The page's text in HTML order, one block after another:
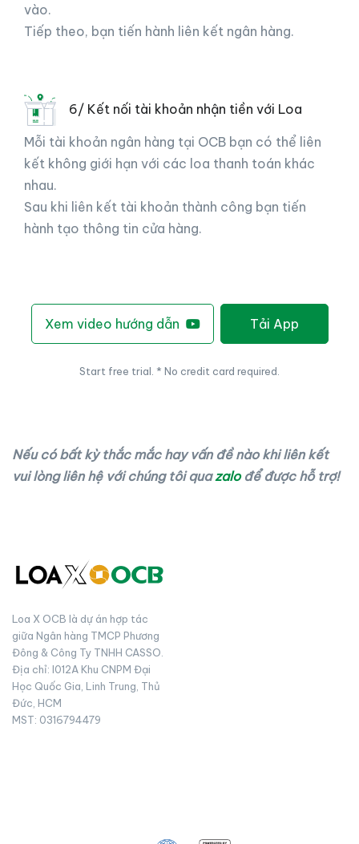
vào.
Tiếp theo, bạn tiến hành liên kết ngân hàng.
6/ Kết nối tài khoản nhận tiền với Loa
Mỗi tài khoản ngân hàng tại OCB bạn có thể liên
kết không giới hạn với các loa thanh toán khác
nhau.
Sau khi liên kết tài khoản thành công bạn tiến
hành tạo thông tin cửa hàng.
Xem video hướng dẫn Tải App
Start free trial. * No credit card required.
Nếu có bất kỳ thắc mắc hay vấn đề nào khi liên kết
vui lòng liên hệ với chúng tôi quazalođể được hỗ trợ!
Loa X OCB là dự án hợp tác
giữa Ngân hàng TMCP Phương
Đông & Công Ty TNHH CASSO.
Địa chỉ: I012A Khu CNPM Đại
Học Quốc Gia, Linh Trung, Thủ
Đức, HCM
MST: 0316794479